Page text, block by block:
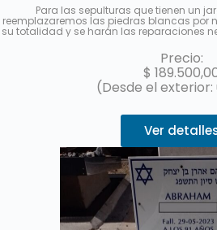
Para las sepulturas que tienen un
reemplazaremos las piedras blancas por
su totalidad y se harán las reparaciones
nombre y los datos del fallecido.
MercadoPago.
Precio:
$
(Desde el exterior:
Ver